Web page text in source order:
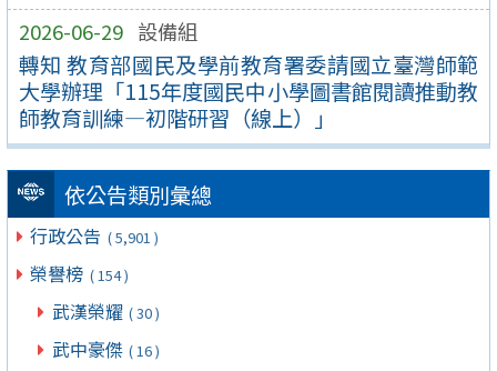
2026-06-29 設備組
轉知 教育部國民及學前教育署委請國立臺灣師範
大學辦理「115年度國民中小學圖書館閱讀推動教
師教育訓練—初階研習（線上）」
依公告類別彙總
行政公告 ( 5,901 )
榮譽榜 ( 154 )
武漢榮耀 ( 30 )
武中豪傑 ( 16 )